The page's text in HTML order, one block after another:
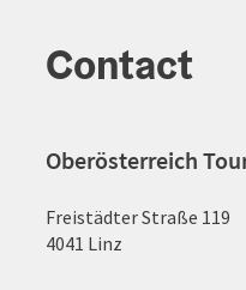
Contact
Oberösterreich
Freistädter Straße 119
4041 Linz